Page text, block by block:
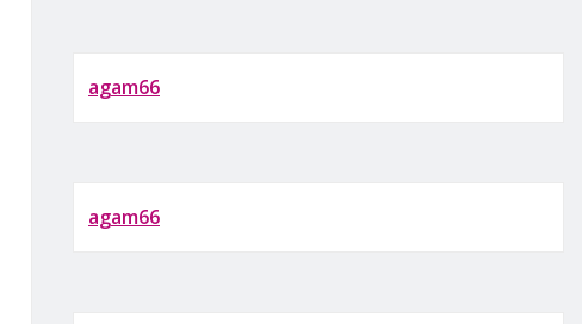
agam66
agam66